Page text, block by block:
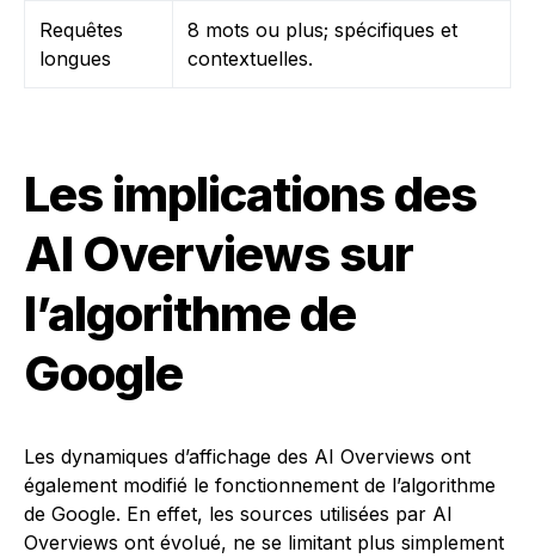
Requêtes
longues
8 mots ou plus; spécifiques et
contextuelles.
Les implications des
AI Overviews sur
l’algorithme de
Google
Les dynamiques d’affichage des AI Overviews ont
également modifié le fonctionnement de l’algorithme
de Google. En effet, les sources utilisées par AI
Overviews ont évolué, ne se limitant plus simplement